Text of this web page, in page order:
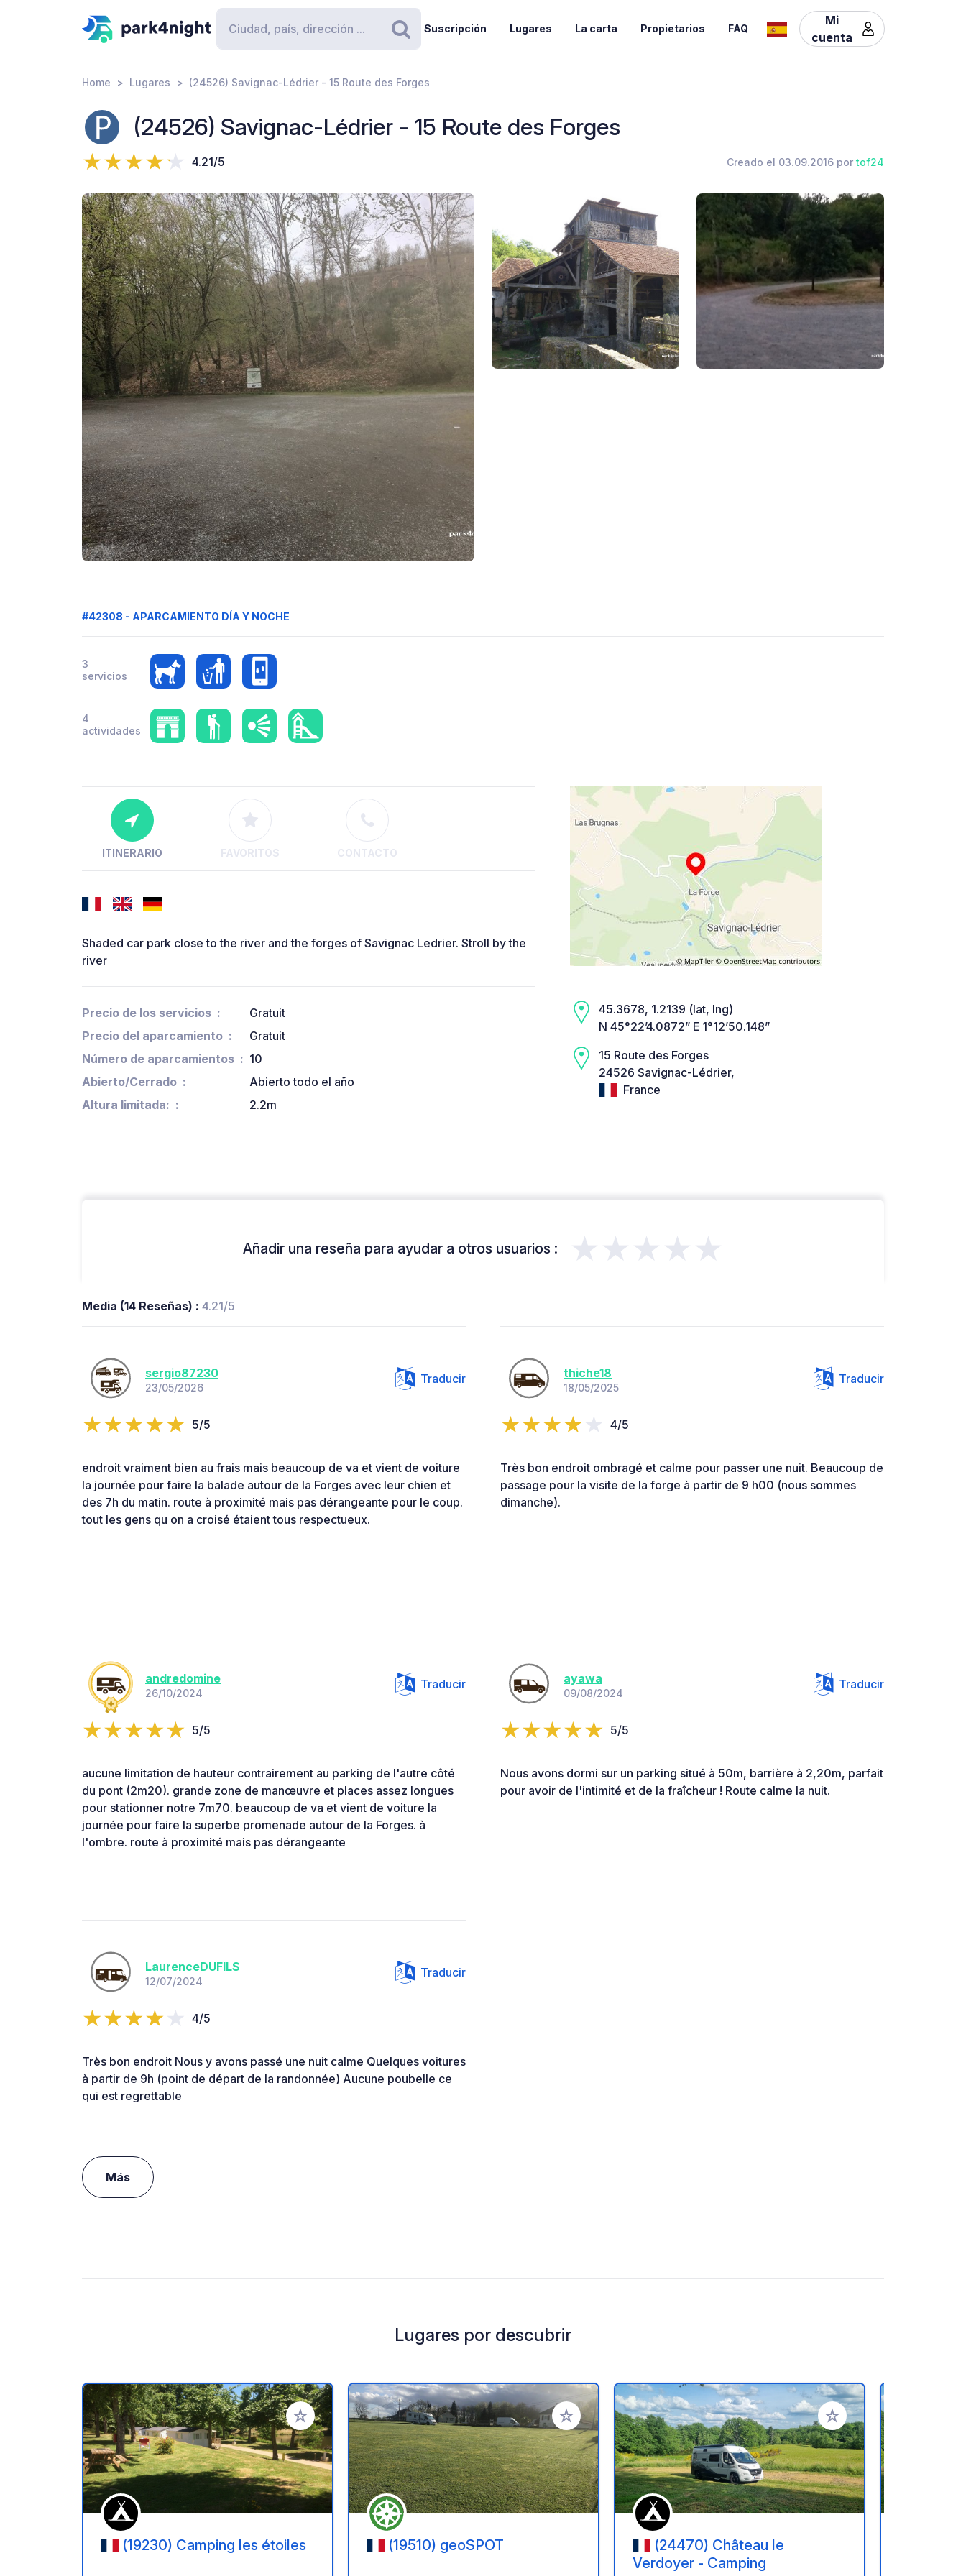
Buscar
Suscripción Lugares La carta Propietarios FAQ
Mi
cuenta
Home Lugares (24526) Savignac-Lédrier - 15 Route des Forges
(24526) Savignac-Lédrier - 15 Route des Forges
4.21/5 Creado el 03.09.2016 portof24
#42308 - APARCAMIENTO DÍA Y NOCHE
3
servicios
4
actividades
ITINERARIO FAVORITOS CONTACTO
Shaded car park close to the river and the forges of Savignac Ledrier. Stroll by the
river
Precio de los servicios
Gratuit
Precio del aparcamiento
Gratuit
Número de aparcamientos
10
Abierto/Cerrado
Abierto todo el año
Altura limitada:
2.2m
45.3678, 1.2139 (lat, lng)
N 45°22’4.0872” E 1°12’50.148”
15 Route des Forges
24526 Savignac-Lédrier,
France
Añadir una reseña para ayudar a otros usuarios : ★★★★★
Media (14 Reseñas) : 4.21/5
sergio87230
23/05/2026
Traducir
5/5
endroit vraiment bien au frais mais beaucoup de va et vient de voiture
la journée pour faire la balade autour de la Forges avec leur chien et
des 7h du matin. route à proximité mais pas dérangeante pour le coup.
tout les gens qu on a croisé étaient tous respectueux.
thiche18
18/05/2025
Traducir
4/5
Très bon endroit ombragé et calme pour passer une nuit. Beaucoup de
passage pour la visite de la forge à partir de 9 h00 (nous sommes
dimanche).
andredomine
26/10/2024
Traducir
5/5
aucune limitation de hauteur contrairement au parking de l'autre côté
du pont (2m20). grande zone de manœuvre et places assez longues
pour stationner notre 7m70. beaucoup de va et vient de voiture la
journée pour faire la superbe promenade autour de la Forges. à
l'ombre. route à proximité mais pas dérangeante
ayawa
09/08/2024
Traducir
5/5
Nous avons dormi sur un parking situé à 50m, barrière à 2,20m, parfait
pour avoir de l'intimité et de la fraîcheur ! Route calme la nuit.
LaurenceDUFILS
12/07/2024
Traducir
4/5
Très bon endroit Nous y avons passé une nuit calme Quelques voitures
à partir de 9h (point de départ de la randonnée) Aucune poubelle ce
qui est regrettable
Más
Lugares por descubrir
Añadir a tus favoritos
(19230) Camping les étoiles
Añadir a tus favoritos
(19510) geoSPOT
Añadir a tus favoritos
(24470) Château le
Verdoyer - Camping